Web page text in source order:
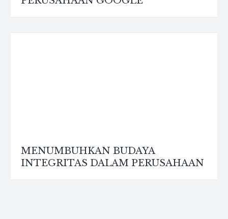
MENUMBUHKAN BUDAYA
INTEGRITAS DALAM PERUSAHAAN